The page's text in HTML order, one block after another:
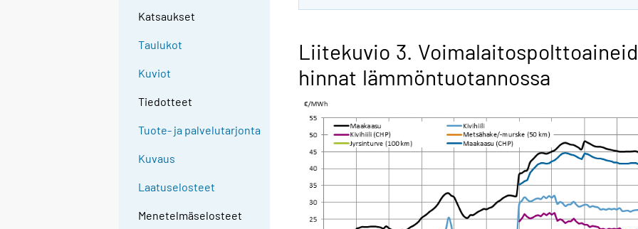
Katsaukset
Taulukot
Kuviot
Tiedotteet
Tuote- ja palvelutarjonta
Kuvaus
Laatuselosteet
Menetelmäselosteet
Liitekuvio 3.
hinnat lämmöntuotannossa